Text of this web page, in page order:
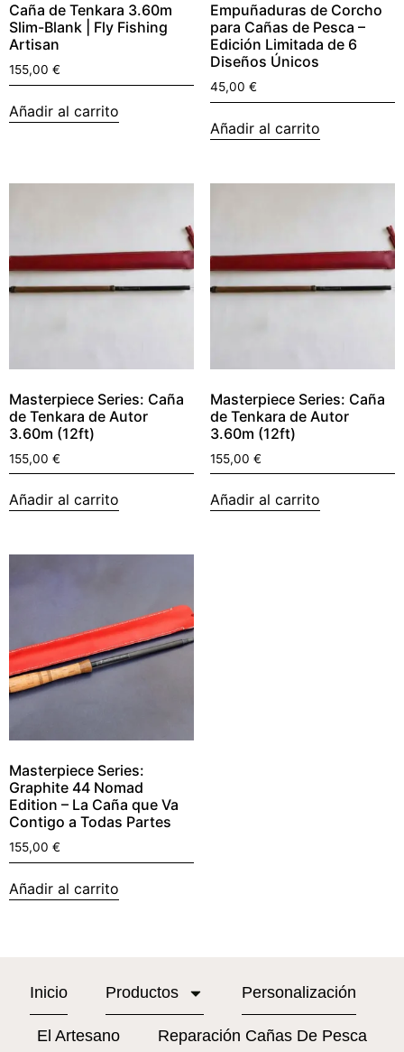
Caña de Tenkara 3.60m
Slim-Blank | Fly Fishing
Artisan
155,00 €
Añadir al carrito
Empuñaduras de Corcho
para Cañas de Pesca –
Edición Limitada de 6
Diseños Únicos
45,00 €
Añadir al carrito
Masterpiece Series: Caña
de Tenkara de Autor
3.60m (12ft)
155,00 €
Añadir al carrito
Masterpiece Series: Caña
de Tenkara de Autor
3.60m (12ft)
155,00 €
Añadir al carrito
Masterpiece Series:
Graphite 44 Nomad
Edition – La Caña que Va
Contigo a Todas Partes
155,00 €
Añadir al carrito
Inicio Productos Personalización
El Artesano Reparación Cañas De Pesca